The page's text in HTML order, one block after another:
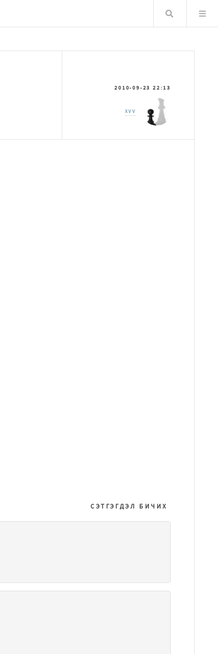
Хайлт
2010-09-23 22:13
XVV
СЭТГЭГДЭЛ БИЧИХ